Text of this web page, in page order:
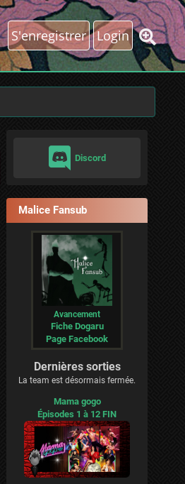
S'enregistrer Login
Discord
Malice Fansub
Avancement
Fiche Dogaru
Page Facebook
Dernières sorties
La team est désormais fermée.
Mama gogo
Épisodes 1 à 12 FIN